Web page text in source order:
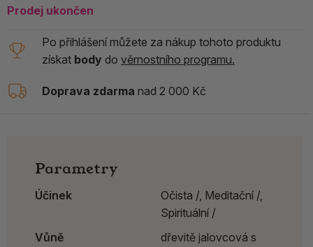
Prodej ukončen
Po přihlášení můžete za nákup tohoto produktu
získat body do věrnostního programu.
Doprava zdarma nad 2 000 Kč
Parametry
Účinek Očista /, Meditační /,
Spirituální /
Vůně
dřevitě jalovcová s